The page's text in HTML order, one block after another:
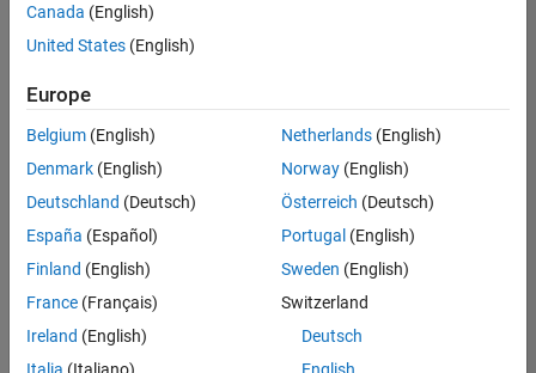
aucune
offre
d'emploi
correspondant
à vos
critères
de
recherche.
Vous
pouvez
élargir
votre
recherche
ou
Canada (English)
United States (English)
Europe
Belgium (English)
Denmark (English)
Deutschland (Deutsch)
España (Español)
Finland (English)
France (Français)
Ireland (English)
Netherlands(English)
Norway(English)
Österreich (Deutsch)
Portugal (English)
Sweden (English)
Switzerland
Deutsch